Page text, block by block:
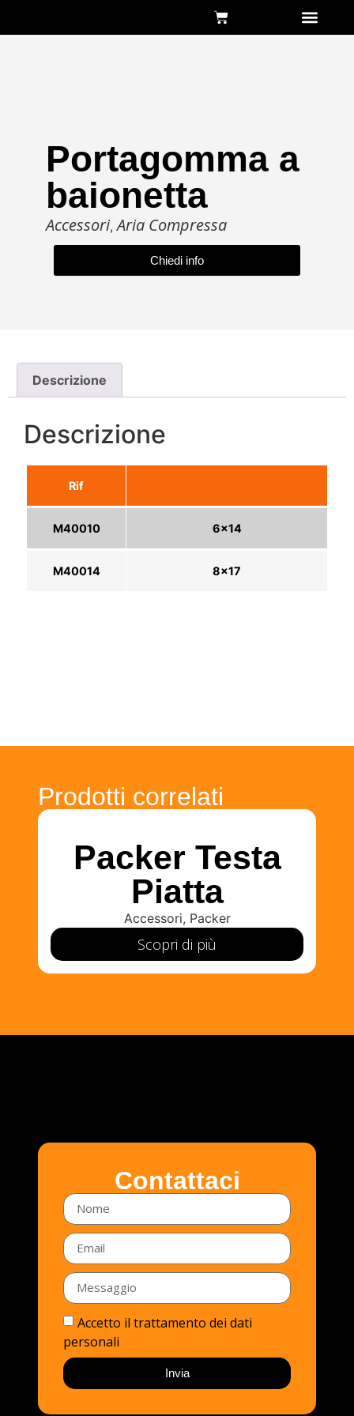
Portagomma a
baionetta
Accessori, Aria Compressa
Chiedi info
Descrizione
Descrizione
Rif
M40010 6×14
M40014 8×17
Prodotti correlati
Packer Testa
Piatta
Accessori, Packer
Scopri di più
Contattaci
Accetto il trattamento dei dati
personali
Invia